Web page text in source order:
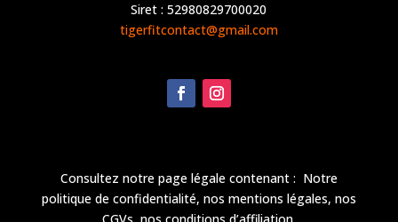
Siret : 52980829700020
tigerfitcontact@gmail.com
Consultez notre page légale contenant : Notre
politique de confidentialité, nos mentions légales, nos